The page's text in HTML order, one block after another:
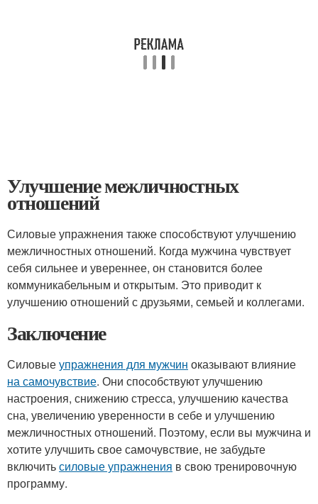
Улучшение межличностных
отношений
Силовые упражнения также способствуют улучшению
межличностных отношений. Когда мужчина чувствует
себя сильнее и увереннее, он становится более
коммуникабельным и открытым. Это приводит к
улучшению отношений с друзьями, семьей и коллегами.
Заключение
Силовыеупражнения для мужчин оказывают влияние
на самочувствие. Они способствуют улучшению
настроения, снижению стресса, улучшению качества
сна, увеличению уверенности в себе и улучшению
межличностных отношений. Поэтому, если вы мужчина и
хотите улучшить свое самочувствие, не забудьте
включитьсиловые упражнения в свою тренировочную
программу.